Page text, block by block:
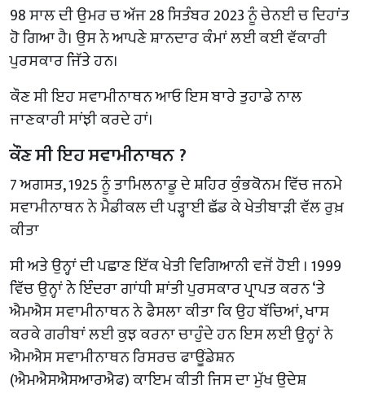
98 ਸਾਲ ਦੀ ਉਮਰ ਚ ਅੱਜ 28 ਸਿਤੰਬਰ 2023 ਨੂੰ ਚੇਨਈ ਚ ਦਿਹਾਂਤ
ਹੋ ਗਿਆ ਹੈ। ਉਸ ਨੇ ਆਪਣੇ ਸ਼ਾਨਦਾਰ ਕੰਮਾਂ ਲਈ ਕਈ ਵੱਕਾਰੀ
ਪੁਰਸਕਾਰ ਜਿੱਤੇ ਹਨ।
ਕੌਣ ਸੀ ਇਹ ਸਵਾਮੀਨਾਥਨ ਆਓ ਇਸ ਬਾਰੇ ਤੁਹਾਡੇ ਨਾਲ
ਜਾਣਕਾਰੀ ਸਾਂਝੀ ਕਰਦੇ ਹਾਂ।
ਕੌਣ ਸੀ ਇਹ ਸਵਾਮੀਨਾਥਨ ?
7 ਅਗਸਤ, 1925 ਨੂੰ ਤਾਮਿਲਨਾਡੂ ਦੇ ਸ਼ਹਿਰ ਕੁੰਭਕੋਨਮ ਵਿੱਚ ਜਨਮੇ
ਸਵਾਮੀਨਾਥਨ ਨੇ ਮੈਡੀਕਲ ਦੀ ਪੜ੍ਹਾਈ ਛੱਡ ਕੇ ਖੇਤੀਬਾੜੀ ਵੱਲ ਰੁਖ਼
ਕੀਤਾ
ਸੀ ਅਤੇ ਉਨ੍ਹਾਂ ਦੀ ਪਛਾਣ ਇੱਕ ਖੇਤੀ ਵਿਗਿਆਨੀ ਵਜੋਂ ਹੋਈ । 1999
ਵਿੱਚ ਉਨ੍ਹਾਂ ਨੇ ਇੰਦਰਾ ਗਾਂਧੀ ਸ਼ਾਂਤੀ ਪੁਰਸਕਾਰ ਪ੍ਰਾਪਤ ਕਰਨ ‘ਤੇ
ਐਮਐਸ ਸਵਾਮੀਨਾਥਨ ਨੇ ਫੈਸਲਾ ਕੀਤਾ ਕਿ ਉਹ ਬੱਚਿਆਂ, ਖਾਸ
ਕਰਕੇ ਗਰੀਬਾਂ ਲਈ ਕੁਝ ਕਰਨਾ ਚਾਹੁੰਦੇ ਹਨ ਇਸ ਲਈ ਉਨ੍ਹਾਂ ਨੇ
ਐਮਐਸ ਸਵਾਮੀਨਾਥਨ ਰਿਸਰਚ ਫਾਊਂਡੇਸ਼ਨ
(ਐਮਐਸਐਸਆਰਐਫ) ਕਾਇਮ ਕੀਤੀ ਜਿਸ ਦਾ ਮੁੱਖ ਉਦੇਸ਼